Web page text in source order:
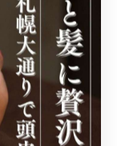
してもらうこ
解説
頭皮マッサー
リラックス状